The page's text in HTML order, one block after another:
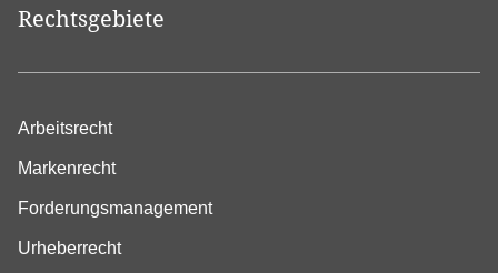
Rechtsgebiete
Arbeitsrecht
Markenrecht
Forderungsmanagement
Urheberrecht